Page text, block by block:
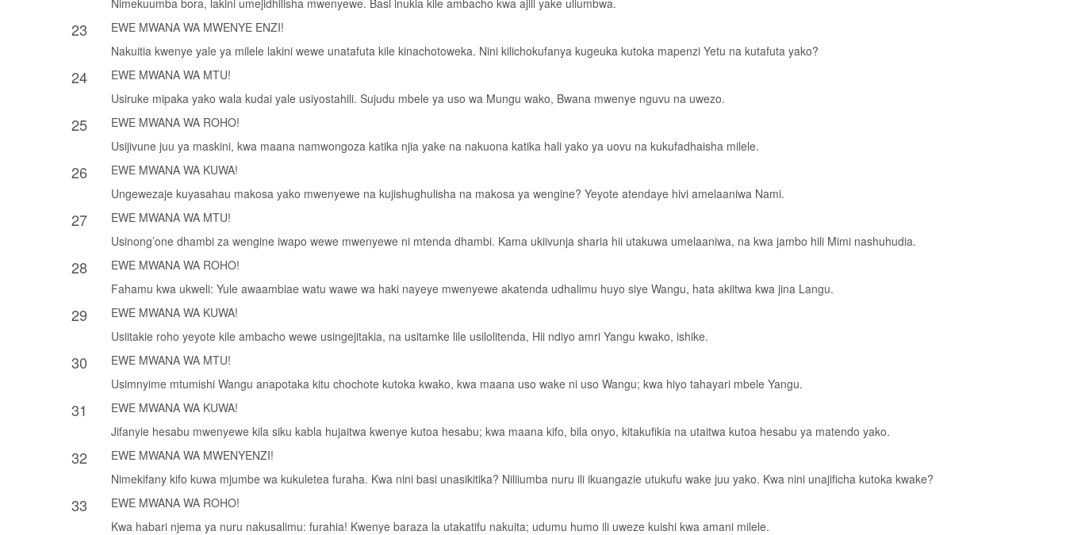
Nimekuumba bora, lakini umejidhilisha mwenyewe. Basi inukia kile ambacho kwa ajili yake uliumbwa.
23
EWE MWANA WA MWENYE ENZI!
Nakuitia kwenye yale ya milele lakini wewe unatafuta kile kinachotoweka. Nini kilichokufanya kugeuka kutoka mapenzi Yetu na kutafuta yako?
24
EWE MWANA WA MTU!
Usiruke mipaka yako wala kudai yale usiyostahili. Sujudu mbele ya uso wa Mungu wako, Bwana mwenye nguvu na uwezo.
25
EWE MWANA WA ROHO!
Usijivune juu ya maskini, kwa maana namwongoza katika njia yake na nakuona katika hali yako ya uovu na kukufadhaisha milele.
26
EWE MWANA WA KUWA!
Ungewezaje kuyasahau makosa yako mwenyewe na kujishughulisha na makosa ya wengine? Yeyote atendaye hivi amelaaniwa Nami.
27
EWE MWANA WA MTU!
Usinong’one dhambi za wengine iwapo wewe mwenyewe ni mtenda dhambi. Kama ukiivunja sharia hii utakuwa umelaaniwa, na kwa jambo hili Mimi nashuhudia.
28
EWE MWANA WA ROHO!
Fahamu kwa ukweli: Yule awaambiae watu wawe wa haki nayeye mwenyewe akatenda udhalimu huyo siye Wangu, hata akiitwa kwa jina Langu.
29
EWE MWANA WA KUWA!
Usiitakie roho yeyote kile ambacho wewe usingejitakia, na usitamke lile usilolitenda, Hii ndiyo amri Yangu kwako, ishike.
30
EWE MWANA WA MTU!
Usimnyime mtumishi Wangu anapotaka kitu chochote kutoka kwako, kwa maana uso wake ni uso Wangu; kwa hiyo tahayari mbele Yangu.
31
EWE MWANA WA KUWA!
Jifanyie hesabu mwenyewe kila siku kabla hujaitwa kwenye kutoa hesabu; kwa maana kifo, bila onyo, kitakufikia na utaitwa kutoa hesabu ya matendo yako.
32
EWE MWANA WA MWENYENZI!
Nimekifany kifo kuwa mjumbe wa kukuletea furaha. Kwa nini basi unasikitika? Niliiumba nuru ili ikuangazie utukufu wake juu yako. Kwa nini unajificha kutoka kwake?
33
EWE MWANA WA ROHO!
Kwa habari njema ya nuru nakusalimu: furahia! Kwenye baraza la utakatifu nakuita; udumu humo ili uweze kuishi kwa amani milele.